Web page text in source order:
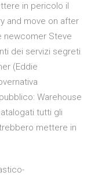
in pericolo il
and move on after
newcomer Steve
dei servizi segreti
(Eddie
Warehouse
tutti gli
mettere in